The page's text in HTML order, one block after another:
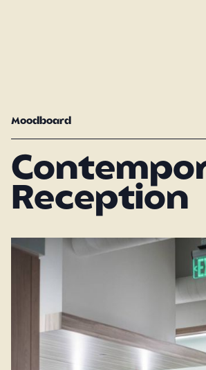
Moodboard
Reception